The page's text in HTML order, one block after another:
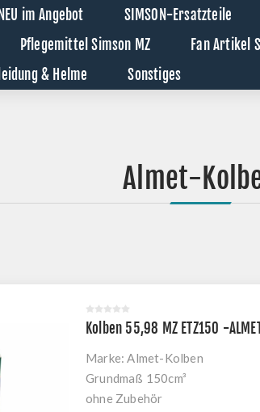
NEU im Angebot
SIMSON-Ersatzteile
Pflegemittel Simson MZ
Fan Artikel
& Helme
Sonstiges
Almet-
Kolben 55,98 MZ ETZ150 -
Marke: Almet-Kolben
Grundmaß 150cm³
ohne Zubehör